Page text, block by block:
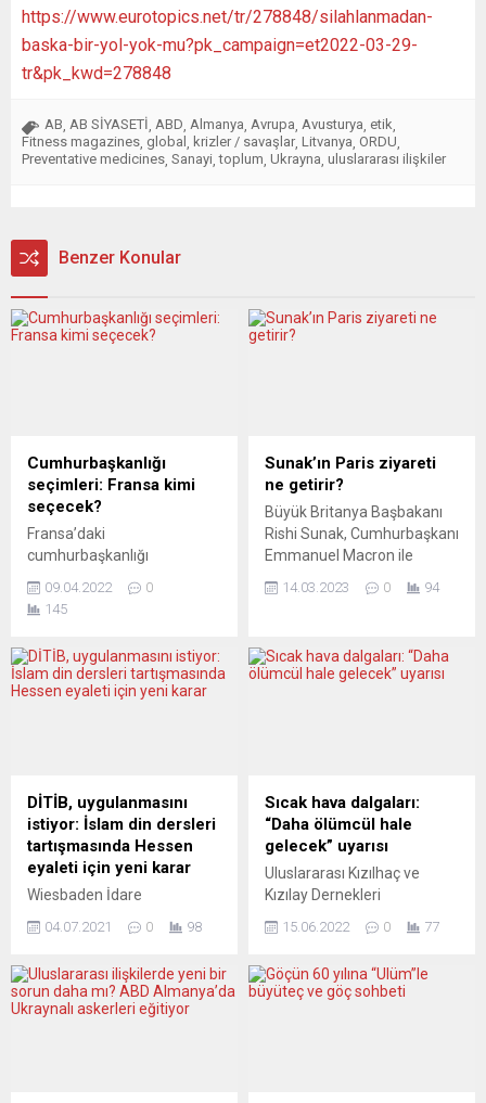
https://www.eurotopics.net/tr/278848/silahlanmadan-
baska-bir-yol-yok-mu?pk_campaign=et2022-03-29-
tr&pk_kwd=278848
AB AB SİYASETİ ABD Almanya Avrupa Avusturya etik
Fitness magazines global krizler / savaşlar Litvanya ORDU
Preventative medicines Sanayi ,toplum Ukrayna uluslararası ilişkiler
Benzer Konular
Cumhurbaşkanlığı
seçimleri: Fransa kimi
seçecek?
Fransa’daki
cumhurbaşkanlığı
yapılan anketlere göre, ikinci
tura kalma şansı en yüksek
Macron ve aşırı sağcı Marine
Le Pen. Avrupa basını
(Almanya) AVRUPA
DİKKATİNİ BURAYA
VERMELİ Zeit Online,
Rusya’ya karşı kurulan
ortak...
09.04.2022
0
145
Sunak’ın Paris ziyareti
ne getirir?
Büyük Britanya Başbakanı
Rishi Sunak, Cumhurbaşkanı
Emmanuel Macron ile
Paris’e gidiyor. Büyük
arasındaki ilişkilerin büyük
ölçüde soğumasının
hareket etme üzerine
odaklanılması bekleniyor.
Yorumcular, yeni bir evreye...
14.03.2023 0 94
DİTİB, uygulanmasını
istiyor: İslam din dersleri
tartışmasında Hessen
eyaleti için yeni karar
Wiesbaden İdare
Bakanlığı’nın DİTİB-Hessen
devam etmesi yolunda bir
karar aldı. Hessen
04.07.2021 0 98
Sıcak hava dalgaları:
“Daha ölümcül hale
gelecek” uyarısı
Uluslararası Kızılhaç ve
Kızılay Dernekleri
Kentleri, dünyada sıcak hava
ölümcül hale geleceği
uyarısında bulundu. IFRC ve
15.06.2022 0 77